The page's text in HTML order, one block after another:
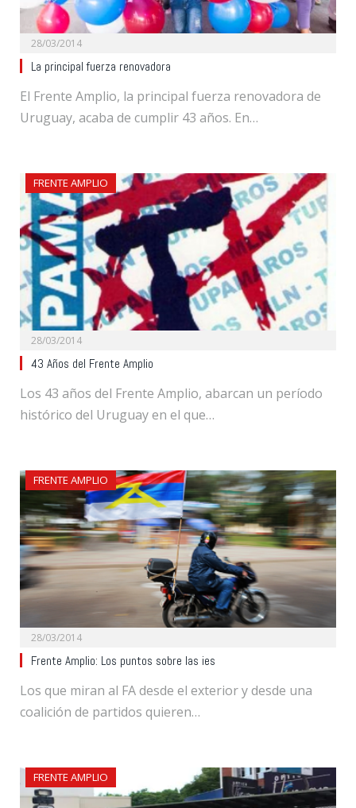
28/03/2014
La principal fuerza renovadora
El Frente Amplio, la principal fuerza renovadora de
Uruguay, acaba de cumplir 43 años. En…
FRENTE AMPLIO
28/03/2014
43 Años del Frente Amplio
Los 43 años del Frente Amplio, abarcan un período
histórico del Uruguay en el que…
FRENTE AMPLIO
28/03/2014
Frente Amplio: Los puntos sobre las ies
Los que miran al FA desde el exterior y desde una
coalición de partidos quieren…
FRENTE AMPLIO